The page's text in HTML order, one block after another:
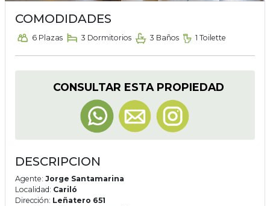
COMODIDADES
6 Plazas 3 Dormitorios 3 Baños 1 Toilette
CONSULTAR ESTA PROPIEDAD
DESCRIPCION
Agente: Jorge Santamarina
Localidad: Cariló
Dirección: Leñatero 651